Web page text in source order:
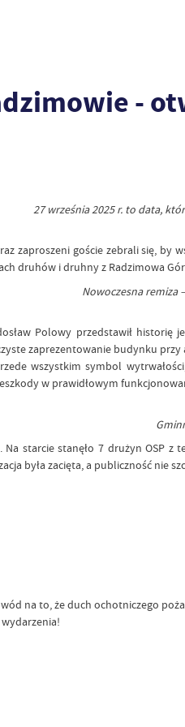
-
27 września 2025 r. to data,
zaproszeni goście zebrali się,
druhów i druhny z Radzimowa
Nowoczesna remiza
Polowy przedstawił
zaprezentowanie budynku
wszystkim symbol
w prawidłowym
starcie stanęło 7 drużyn OSP
była zacięta, a publiczność nie
na to, że duch ochotniczego